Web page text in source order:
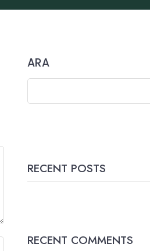
ARA
RECENT POSTS
RECENT COMMENTS